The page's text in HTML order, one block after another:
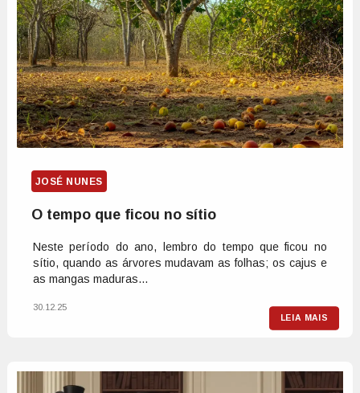
JOSÉ NUNES
O tempo que ficou no sítio
Neste período do ano, lembro do tempo que ficou no
sítio, quando as árvores mudavam as folhas; os cajus e
as mangas maduras...
LEIA MAIS
30.12.25